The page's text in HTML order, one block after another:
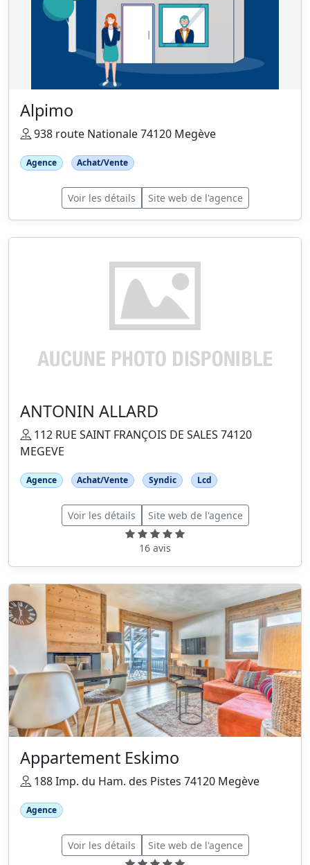
Alpimo
938 route Nationale 74120 Megève
Agence Achat/Vente
Voir les détails Site web de l'agence
ANTONIN ALLARD
112 RUE SAINT FRANÇOIS DE SALES 74120
MEGEVE
Agence Achat/Vente Syndic Lcd
Voir les détails Site web de l'agence
16 avis
Appartement Eskimo
188 Imp. du Ham. des Pistes 74120 Megève
Agence
Voir les détails Site web de l'agence